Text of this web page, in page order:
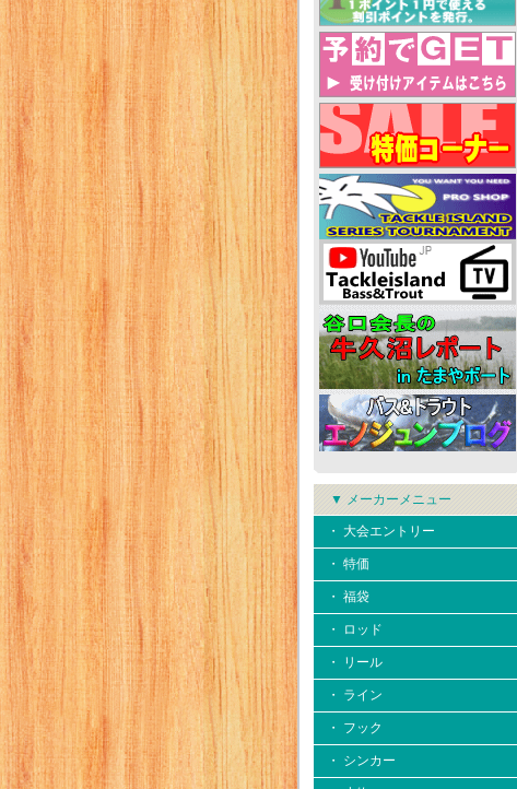
▼ メーカーメニュー
・ 大会エントリー
・ 特価
・ 福袋
・ ロッド
・ リール
・ ライン
・ フック
・ シンカー